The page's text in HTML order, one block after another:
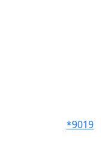
*9019